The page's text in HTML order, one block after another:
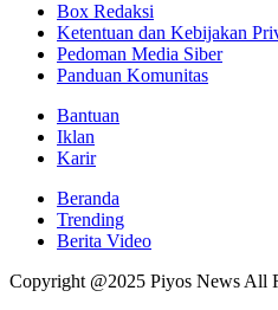
Box Redaksi
Ketentuan dan Kebijakan
Pedoman Media Siber
Panduan Komunitas
Bantuan
Iklan
Karir
Beranda
Trending
Berita Video
Copyright @2025 Piyos News All